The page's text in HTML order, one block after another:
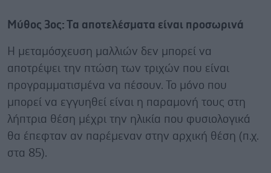
Μύθος 3ος: Τα αποτελέσματα είναι προσωρινά
Η μεταμόσχευση μαλλιών δεν μπορεί να
αποτρέψει την πτώση των τριχών που είναι
προγραμματισμένα να πέσουν. Το μόνο που
μπορεί να εγγυηθεί είναι η παραμονή τους στη
λήπτρια θέση μέχρι την ηλικία που φυσιολογικά
θα έπεφταν αν παρέμεναν στην αρχική θέση (π.χ.
στα 85).